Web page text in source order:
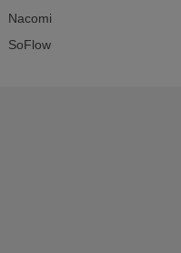
Nacomi
SoFlow